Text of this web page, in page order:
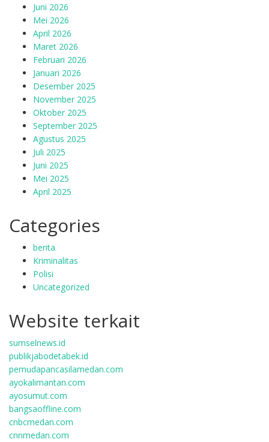
Juni 2026
Mei 2026
April 2026
Maret 2026
Februari 2026
Januari 2026
Desember 2025
November 2025
Oktober 2025
September 2025
Agustus 2025
Juli 2025
Juni 2025
Mei 2025
April 2025
Categories
berita
Kriminalitas
Polisi
Uncategorized
Website terkait
sumselnews.id
publikjabodetabek.id
pemudapancasilamedan.com
ayokalimantan.com
ayosumut.com
bangsaoffline.com
cnbcmedan.com
cnnmedan.com